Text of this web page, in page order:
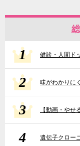
1 健診・人間ド
2 味がわかりに
3 【動画・や
4 遺伝子クロー